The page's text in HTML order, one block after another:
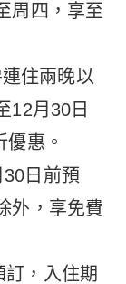
周四，享至
住兩晚以
12月30日
惠。
日前預
外，享免費
，入住期